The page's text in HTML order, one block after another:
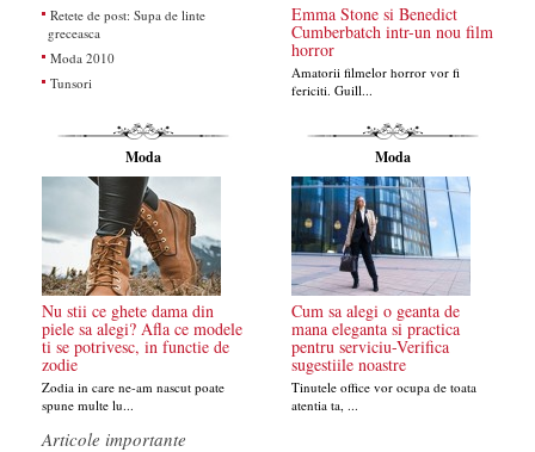
Retete de post: Supa de linte
greceasca
Moda 2010
Tunsori
Emma Stone si Benedict
Cumberbatch intr-un nou film
horror
Amatorii filmelor horror vor fi
fericiti. Guill...
Moda
Nu stii ce ghete dama din
piele sa alegi? Afla ce modele
ti se potrivesc, in functie de
zodie
Zodia in care ne-am nascut poate
spune multe lu...
Moda
Cum sa alegi o geanta de
mana eleganta si practica
pentru serviciu-Verifica
sugestiile noastre
Tinutele office vor ocupa de toata
atentia ta, ...
Articole importante